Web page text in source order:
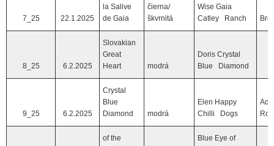
7_25 22.1.2025
la Salive
de Gaia
čierna/
škvrnitá
Wise Gaia
Catley Ranch
8_25 6.2.2025
Slovakian
Great
Heart
modrá
Doris Crystal
Blue Diamond
9_25 6.2.2025
Crystal
Blue
Diamond
modrá
Elen Happy
Chilli Dogs
of the
Blue Eye of